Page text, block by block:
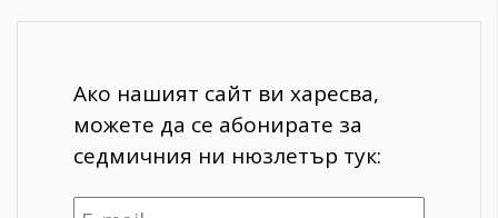
Ако нашият сайт ви харесва,
можете да се абонирате за
седмичния ни нюзлетър тук: